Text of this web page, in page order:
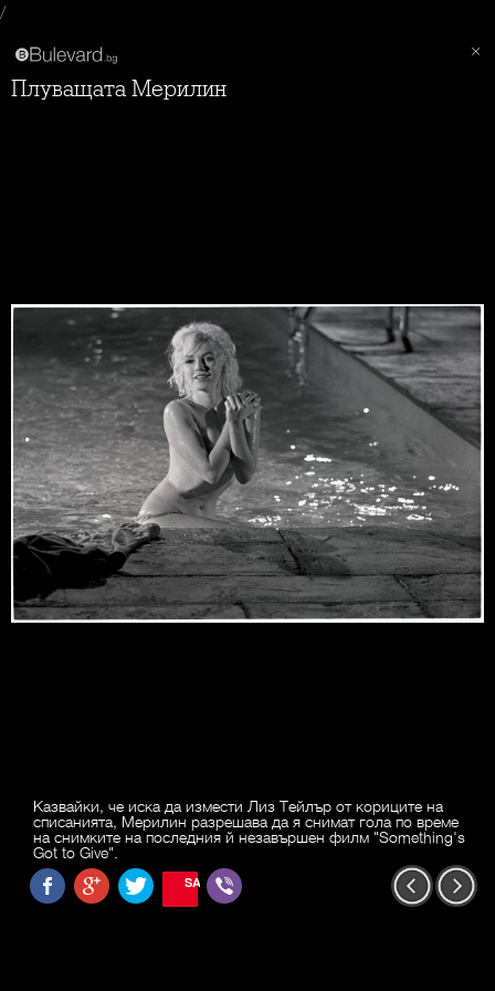
/
Плуващата Мерилин
Казвайки, че иска да измести Лиз Тейлър от кориците на
списанията, Мерилин разрешава да я снимат гола по време
на снимките на последния й незавършен филм "Something's
Got to Give".
SAVE